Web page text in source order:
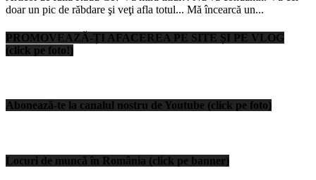
doar un pic de răbdare şi veţi afla totul... Mă încearcă un...
PROMOVEAZĂ-ȚI AFACEREA PE SITE ȘI PE VLOG
(click pe foto!)
Abonează-te la canalul nostru de Youtube (click pe foto)
Locuri de muncă în România (click pe banner)